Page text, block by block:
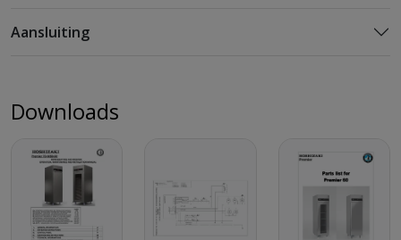
Aansluiting
Downloads